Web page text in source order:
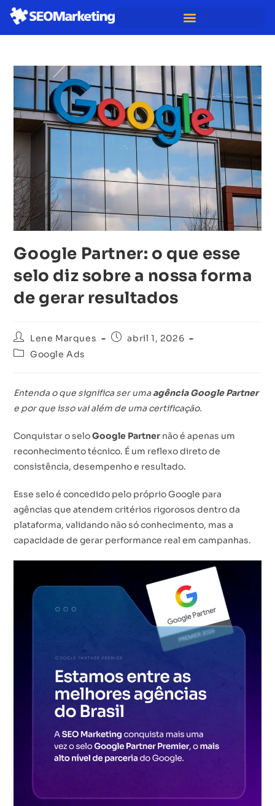
Google Partner: o que esse
selo diz sobre a nossa forma
de gerar resultados
Lene Marques
abril 1, 2026
Google Ads
Entenda o que significa ser umaagência Google Partner
e por que isso vai além de uma certificação.
Conquistar o seloGoogle Partner não é apenas um
reconhecimento técnico. É um reflexo direto de
consistência, desempenho e resultado.
Esse selo é concedido pelo próprio Google para
agências que atendem critérios rigorosos dentro da
plataforma, validando não só conhecimento, mas a
capacidade de gerar performance real em campanhas.